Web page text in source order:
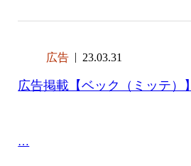
広告 23.03.31
広告掲載【ベック（ミッテ）】
…